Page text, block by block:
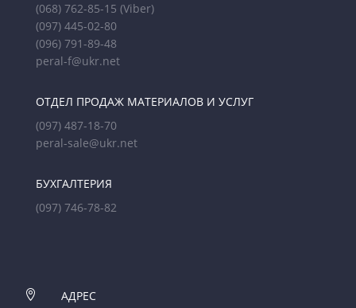
(068) 762-85-15 (Viber)
(097) 445-02-80
(096) 791-89-48
peral-f@ukr.net
ОТДЕЛ ПРОДАЖ МАТЕРИАЛОВ И УСЛУГ
(097) 487-18-70
peral-sale@ukr.net
БУХГАЛТЕРИЯ
(097) 746-78-82

АДРЕС